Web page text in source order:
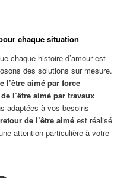
chaque situation
chaque histoire d’amour est
des solutions sur mesure.
l’être aimé par force
l’être aimé par travaux
adaptées à vos besoins
retour de l’être aimé est réalisé
attention particulière à votre